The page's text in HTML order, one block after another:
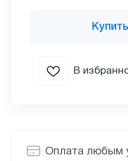
Оплата любым
В